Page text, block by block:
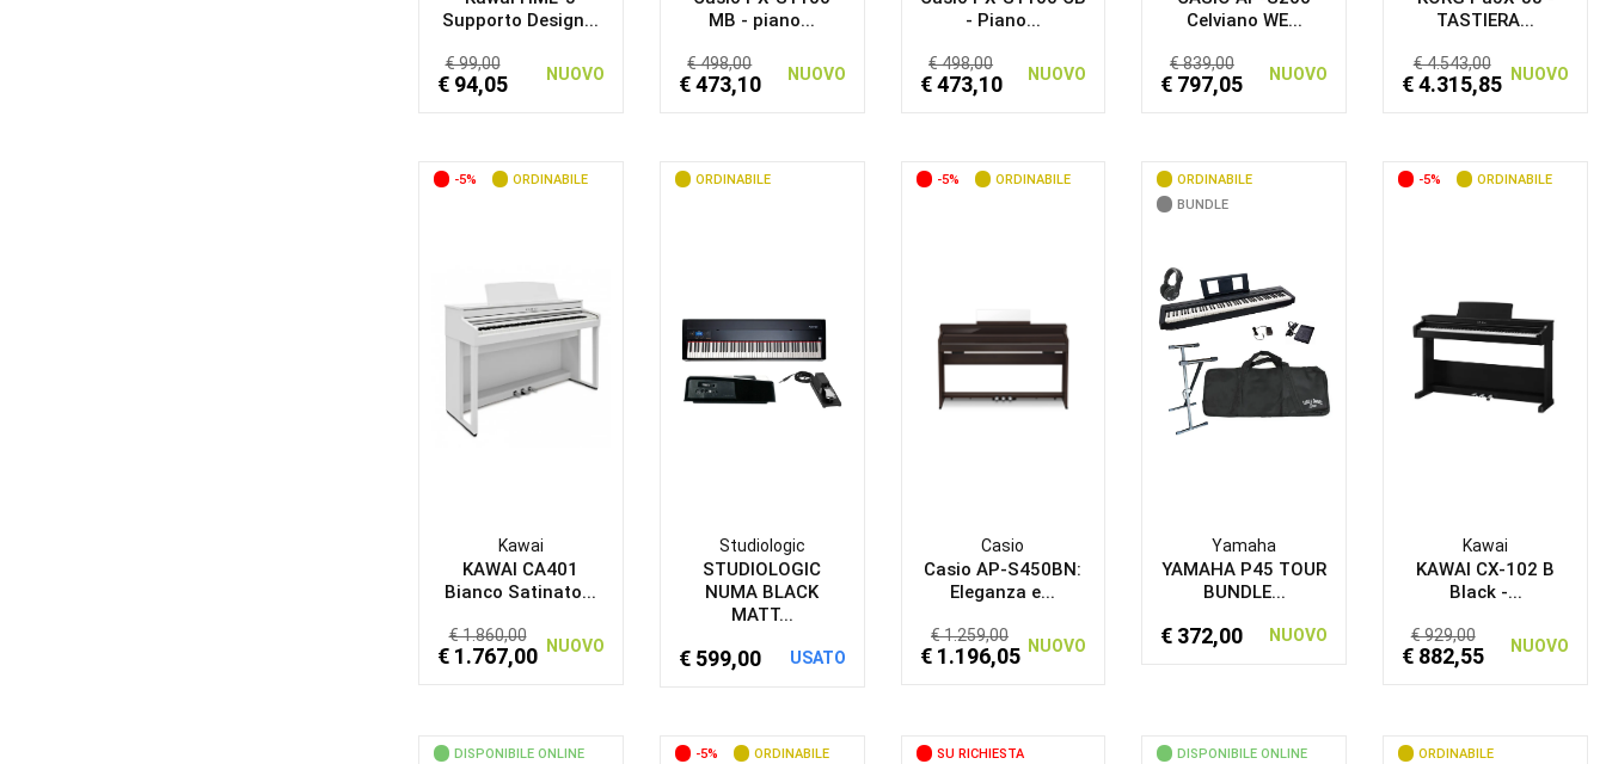
Supporto Design...
€ 99,00
€ 94,05 NUOVO
MB - piano...
€ 498,00
€ 473,10 NUOVO
- Piano...
€ 498,00
€ 473,10 NUOVO
Celviano WE...
€ 839,00
€ 797,05 NUOVO
TASTIERA...
€ 4.543,00
€ 4.315,85 NUOVO
-5% ORDINABILE
Kawai
KAWAI CA401
Bianco Satinato...
€ 1.860,00
€ 1.767,00 NUOVO
ORDINABILE
Studiologic
STUDIOLOGIC
NUMA BLACK
MATT...
€ 599,00 USATO
-5% ORDINABILE
Casio
Casio AP-S450BN:
Eleganza e...
€ 1.259,00
€ 1.196,05 NUOVO
ORDINABILE
BUNDLE
Yamaha
YAMAHA P45 TOUR
BUNDLE...
€ 372,00 NUOVO
-5% ORDINABILE
Kawai
KAWAI CX-102 B
Black -...
€ 929,00
€ 882,55 NUOVO
DISPONIBILE ONLINE -5% ORDINABILE SU RICHIESTA DISPONIBILE ONLINE ORDINABILE